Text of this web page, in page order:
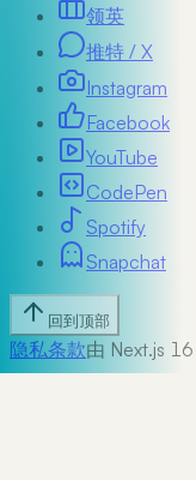
领英
推特 / X
Instagram
Facebook
YouTube
CodePen
Spotify
Snapchat
回到顶部
隐私条款由 Next.js